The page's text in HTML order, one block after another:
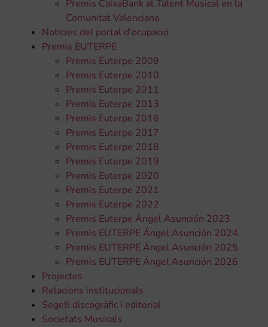
Premis CaixaBank al Talent Musical en la
Comunitat Valenciana
Noticies del portal d'ocupació
Premis EUTERPE
Premis Euterpe 2009
Premis Euterpe 2010
Premis Euterpe 2011
Premis Euterpe 2013
Premis Euterpe 2016
Premis Euterpe 2017
Premis Euterpe 2018
Premis Euterpe 2019
Premis Euterpe 2020
Premis Euterpe 2021
Premis Euterpe 2022
Premis Euterpe Ángel Asunción 2023
Premis EUTERPE Ángel Asunción 2024
Premis EUTERPE Ángel Asunción 2025
Premis EUTERPE Ángel Asunción 2026
Projectes
Relacions institucionals
Segell discogràfic i editorial
Societats Musicals